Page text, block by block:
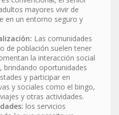
mayores vivir de
en un entorno seguro y
Las comunidades
de población suelen tener
la interacción social
brindando oportunidades
y participar en
y sociales como el bingo,
y otras actividades.
los servicios